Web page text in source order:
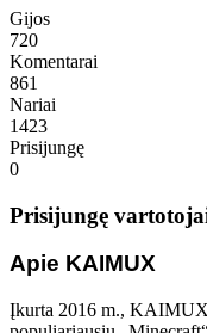
Gijos
720
Komentarai
861
Nariai
1423
Prisijungę
0
Prisijungę
Apie KAIMUX
Įkurta 2016 m.,